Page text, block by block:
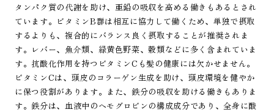
タンパク質の代謝を助け、亜鉛の吸収を高める働きもあるとされ
ています。ビタミンB群は相互に協力して働くため、単独で摂取
するよりも、複合的にバランス良く摂取することが推奨されま
す。レバー、魚介類、緑黄色野菜、穀類などに多く含まれていま
す。抗酸化作用を持つビタミンCも髪の健康には欠かせません。
ビタミンCは、頭皮のコラーゲン生成を助け、頭皮環境を健やか
に保つ役割があります。また、鉄分の吸収を助ける働きもありま
す。鉄分は、血液中のヘモグロビンの構成成分であり、全身に酸